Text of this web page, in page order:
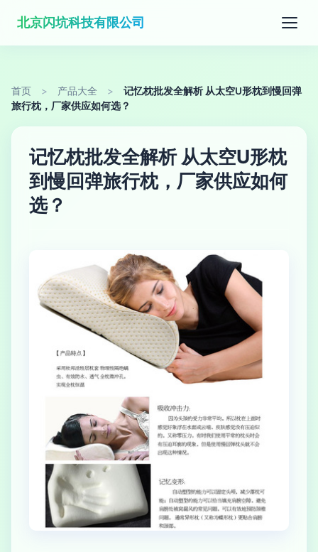
北京闪坑科技有限公司
首页 > 产品大全 >
记忆枕批发全解析 从太空U形枕到慢回弹
旅行枕，厂家供应如何选？
记忆枕批发全解析 从太空U形枕
到慢回弹旅行枕，厂家供应如何
选？